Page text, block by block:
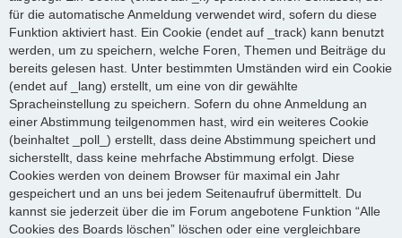
für die automatische Anmeldung verwendet wird, sofern du diese
Funktion aktiviert hast. Ein Cookie (endet auf _track) kann benutzt
werden, um zu speichern, welche Foren, Themen und Beiträge du
bereits gelesen hast. Unter bestimmten Umständen wird ein Cookie
(endet auf _lang) erstellt, um eine von dir gewählte
Spracheinstellung zu speichern. Sofern du ohne Anmeldung an
einer Abstimmung teilgenommen hast, wird ein weiteres Cookie
(beinhaltet _poll_) erstellt, dass deine Abstimmung speichert und
sicherstellt, dass keine mehrfache Abstimmung erfolgt. Diese
Cookies werden von deinem Browser für maximal ein Jahr
gespeichert und an uns bei jedem Seitenaufruf übermittelt. Du
kannst sie jederzeit über die im Forum angebotene Funktion “Alle
Cookies des Boards löschen” löschen oder eine vergleichbare